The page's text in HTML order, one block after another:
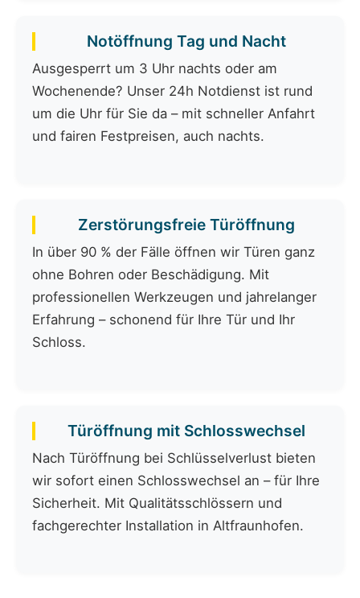
Notöffnung Tag und Nacht
Ausgesperrt um 3 Uhr nachts oder am
Wochenende? Unser 24h Notdienst ist rund
um die Uhr für Sie da – mit schneller Anfahrt
und fairen Festpreisen, auch nachts.
Zerstörungsfreie Türöffnung
In über 90 % der Fälle öffnen wir Türen ganz
ohne Bohren oder Beschädigung. Mit
professionellen Werkzeugen und jahrelanger
Erfahrung – schonend für Ihre Tür und Ihr
Schloss.
Türöffnung mit Schlosswechsel
Nach Türöffnung bei Schlüsselverlust bieten
wir sofort einen Schlosswechsel an – für Ihre
Sicherheit. Mit Qualitätsschlössern und
fachgerechter Installation in Altfraunhofen.